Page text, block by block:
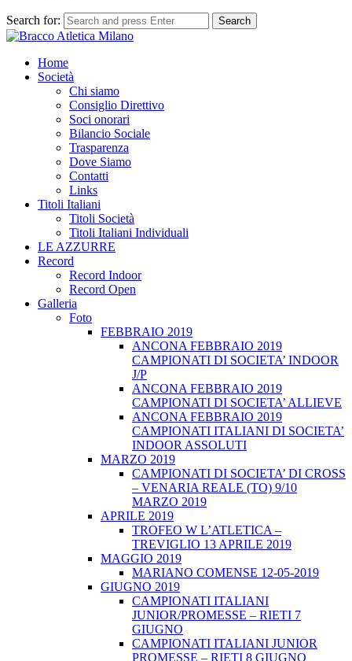
Search for: Search
Home
Società
Chi siamo
Consiglio Direttivo
Soci onorari
Bilancio Sociale
Trasparenza
Dove Siamo
Contatti
Links
Titoli Italiani
Titoli Società
Titoli Italiani Individuali
LE AZZURRE
Record
Record Indoor
Record Open
Galleria
Foto
FEBBRAIO 2019
ANCONA FEBBRAIO 2019
CAMPIONATI DI SOCIETA’ INDOOR
J/P
ANCONA FEBBRAIO 2019
CAMPIONATI DI SOCIETA’ ALLIEVE
ANCONA FEBBRAIO 2019
CAMPIONATI ITALIANI DI SOCIETA’
INDOOR ASSOLUTI
MARZO 2019
CAMPIONATI DI SOCIETA’ DI CROSS
– VENARIA REALE (TO) 9/10
MARZO 2019
APRILE 2019
TROFEO W L’ATLETICA –
TREVIGLIO 13 APRILE 2019
MAGGIO 2019
MARIANO COMENSE 12-05-2019
GIUGNO 2019
CAMPIONATI ITALIANI
JUNIOR/PROMESSE – RIETI 7
GIUGNO
CAMPIONATI ITALIANI JUNIOR
PROMESSE – RIETI 8 GIUGNO